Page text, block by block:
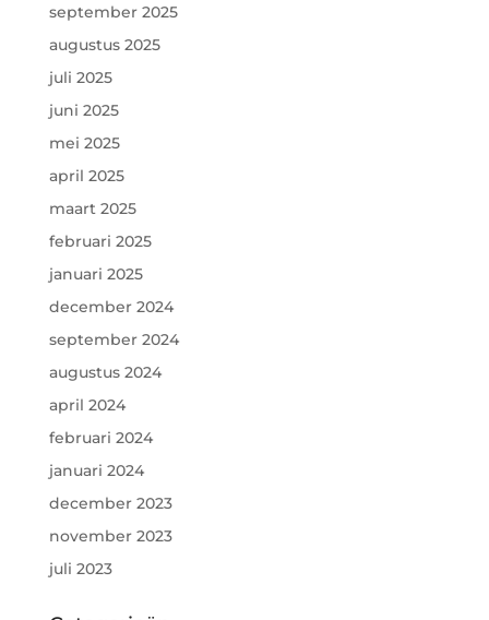
september 2025
augustus 2025
juli 2025
juni 2025
mei 2025
april 2025
maart 2025
februari 2025
januari 2025
december 2024
september 2024
augustus 2024
april 2024
februari 2024
januari 2024
december 2023
november 2023
juli 2023